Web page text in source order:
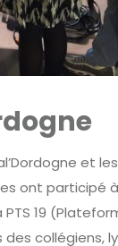
et
ont participé
19
collégiens,